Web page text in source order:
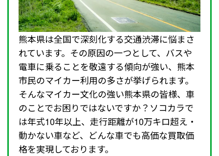
熊本県は全国で深刻化する交通渋滞に悩まさ
れています。その原因の一つとして、バスや
電車に乗ることを敬遠する傾向が強い、熊本
市民のマイカー利用の多さが挙げられます。
そんなマイカー文化の強い熊本県の皆様、車
のことでお困りではないですか？ソコカラで
は年式10年以上、走行距離が10万キロ超え・
動かない車など、どんな車でも高価な買取価
格を実現しております。